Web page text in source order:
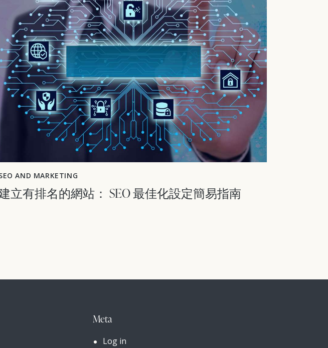
AND MARKETING
立有排名的網站： SEO 最佳化設定簡易指南
Meta
Log in